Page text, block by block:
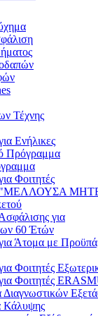
Τέχνης
Ενήλικες
Πρόγραμμα
Φοιτητές
"ΜΕΛΛΟΥΣΑ
για
60 Έτών
Άτομα με
Φοιτητές
Φοιτητές
Κάλυψης